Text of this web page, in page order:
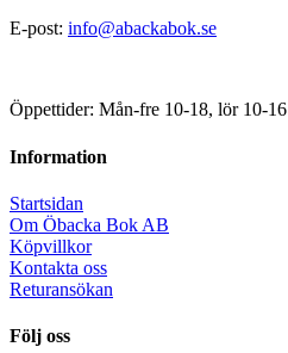
E-post: info@abackabok.se
Öppettider: Mån-fre 10-18, lör 10-16
Information
Startsidan
Om Öbacka Bok AB
Köpvillkor
Kontakta oss
Returansökan
Följ oss